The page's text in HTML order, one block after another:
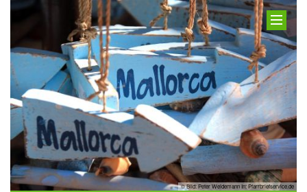
© Bild: Peter Weidemann In: Pfarrbriefservice.de